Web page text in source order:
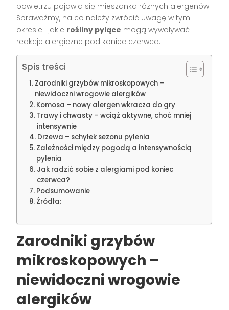
powietrzu pojawia się mieszanka różnych alergenów.
Sprawdźmy, na co należy zwrócić uwagę w tym
okresie i jakie rośliny pylące mogą wywoływać
reakcje alergiczne pod koniec czerwca.
Spis treści
Zarodniki grzybów mikroskopowych –
niewidoczni wrogowie alergików
Komosa – nowy alergen wkracza do gry
Trawy i chwasty – wciąż aktywne, choć mniej
intensywnie
Drzewa – schyłek sezonu pylenia
Zależności między pogodą a intensywnością
pylenia
Jak radzić sobie z alergiami pod koniec
czerwca?
Podsumowanie
Źródła:
Zarodniki grzybów
mikroskopowych –
niewidoczni wrogowie
alergików